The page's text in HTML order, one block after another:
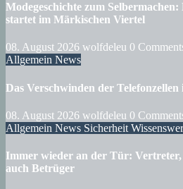
Modegeschichte zum
startet im Märkischen Viertel
08. August 2026 wolfdeleu 0
Allgemein News
Das Verschwinden der
08. August 2026 wolfdeleu 0
Allgemein News Sicherheit
Immer wieder an der Tür:
auch Betrüger